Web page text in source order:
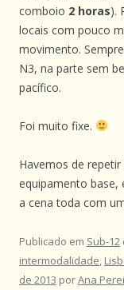
comboio 2 horas).
locais com pouco
movimento.
N3, na parte sem
pacífico.
Foi muito fixe.
Havemos de
equipamento base,
a cena toda com
Publicado em Sub-12
intermodalidade,
de 2013 porAna